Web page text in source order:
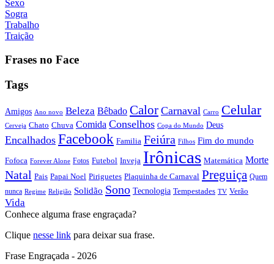
Sexo
Sogra
Trabalho
Traição
Frases no Face
Tags
Amigos Ano novo Beleza Bêbado Calor Carnaval Carro Celular
Cerveja Chato Chuva Comida Conselhos Copa do Mundo Deus
Encalhados Facebook Familia Feiúra Filhos Fim do mundo
Fofoca Forever Alone Fotos Futebol Inveja Irônicas Matemática Morte
Natal Pais Papai Noel Piriguetes Plaquinha de Carnaval Preguiça Quem
nunca Regime Religião Solidão Sono Tecnologia Tempestades TV Verão
Vida
Conhece alguma frase engraçada?
Clique nesse link para deixar sua frase.
Frase Engraçada - 2026